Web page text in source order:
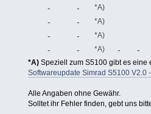
- - *A)
- - *A)
- - *A)
- - *A) - -
*A) Speziell zum S5100 gibt es eine
Softwareupdate Simrad S5100 V2.0
Alle Angaben ohne Gewähr.
Solltet ihr Fehler finden, gebt uns